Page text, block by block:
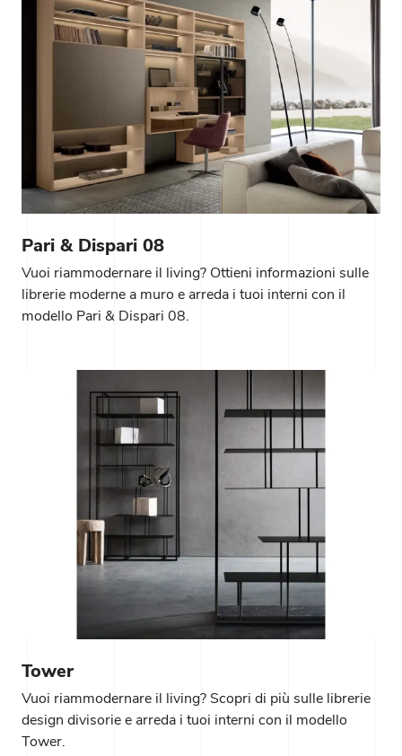
Pari & Dispari 08
Vuoi riammodernare il living? Ottieni informazioni sulle
librerie moderne a muro e arreda i tuoi interni con il
modello Pari & Dispari 08.
Tower
Vuoi riammodernare il living? Scopri di più sulle librerie
design divisorie e arreda i tuoi interni con il modello
Tower.